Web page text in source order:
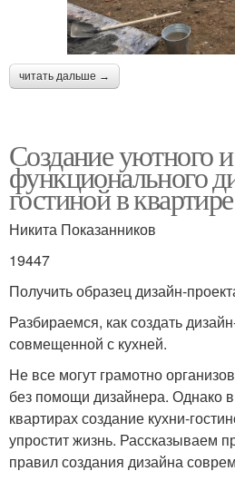
читать дальше →
Создание уютного и
функционального
гостиной в квартире
Никита Показанников
19447
Получить образец дизайн-
Разбираемся, как создать
совмещенной с кухней.
Не все могут грамотно
без помощи дизайнера. Однако
квартирах создание кухни-
упростит жизнь. Рассказываем
правил создания дизайна